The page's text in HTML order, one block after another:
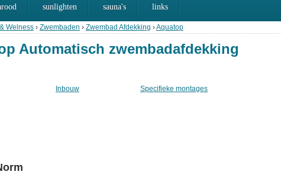
sunlighten sauna's links
Welness › Zwembaden › Zwembad Afdekking ›Aquatop
Automatisch zwembadafdekking
Inbouw Specifieke montages